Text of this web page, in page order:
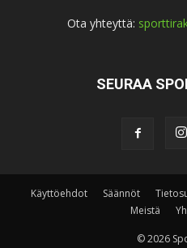
Ota yhteyttä:
SEURAA
Käyttöehdot Säännöt
Meistä
© 2026